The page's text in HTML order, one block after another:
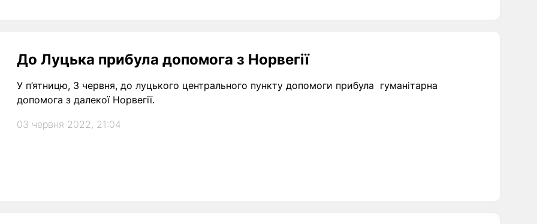
До Луцька прибула допомога з Норвегії
У п’ятницю, 3 червня, до луцького центрального пункту допомоги прибула гуманітарна
допомога з далекої Норвегії.
03 червня 2022, 21:04